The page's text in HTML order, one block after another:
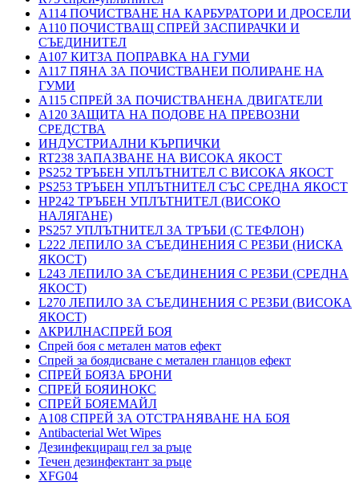
A114 ПОЧИСТВАНЕ НА КАРБУРАТОРИ И ДРОСЕЛИ
A110 ПОЧИСТВАЩ СПРЕЙ ЗАСПИРАЧКИ И
СЪЕДИНИТЕЛ
A107 КИТЗА ПОПРАВКА НА ГУМИ
A117 ПЯНА ЗА ПОЧИСТВАНЕИ ПОЛИРАНЕ НА
ГУМИ
A115 СПРЕЙ ЗА ПОЧИСТВАНЕНА ДВИГАТЕЛИ
A120 ЗАЩИТА НА ПОДОВЕ НА ПРЕВОЗНИ
СРЕДСТВА
ИНДУСТРИАЛНИ КЪРПИЧКИ
RT238 ЗАПАЗВАНЕ НА ВИСОКА ЯКОСТ
PS252 ТРЪБЕН УПЛЪТНИТЕЛ С ВИСОКА ЯКОСТ
PS253 ТРЪБЕН УПЛЪТНИТЕЛ СЪС СРЕДНА ЯКОСТ
HP242 ТРЪБЕН УПЛЪТНИТЕЛ (ВИСОКО
НАЛЯГАНЕ)
PS257 УПЛЪТНИТЕЛ ЗА ТРЪБИ (С ТЕФЛОН)
L222 ЛЕПИЛО ЗА СЪЕДИНЕНИЯ С РЕЗБИ (НИСКА
ЯКОСТ)
L243 ЛЕПИЛО ЗА СЪЕДИНЕНИЯ С РЕЗБИ (СРЕДНА
ЯКОСТ)
L270 ЛЕПИЛО ЗА СЪЕДИНЕНИЯ С РЕЗБИ (ВИСОКА
ЯКОСТ)
АКРИЛНАСПРЕЙ БОЯ
Спрей боя с метален матов ефект
Спрей за боядисване с метален гланцов ефект
СПРЕЙ БОЯЗА БРОНИ
СПРЕЙ БОЯИНОКС
СПРЕЙ БОЯЕМАЙЛ
A108 СПРЕЙ ЗА ОТСТРАНЯВАНЕ НА БОЯ
Antibacterial Wet Wipes
Дезинфекциращ гел за ръце
Течен дезинфектант за ръце
XFG04